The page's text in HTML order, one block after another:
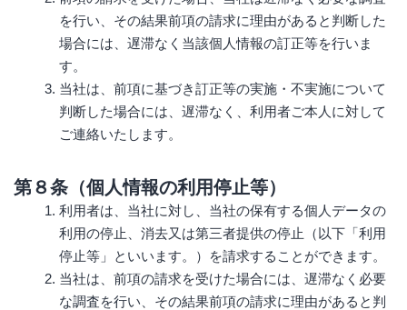
を行い、その結果前項の請求に理由があると判断した
場合には、遅滞なく当該個人情報の訂正等を行いま
す。
当社は、前項に基づき訂正等の実施・不実施について
判断した場合には、遅滞なく、利用者ご本人に対して
ご連絡いたします。
第８条（個人情報の利用停止等）
利用者は、当社に対し、当社の保有する個人データの
利用の停止、消去又は第三者提供の停止（以下「利用
停止等」といいます。）を請求することができます。
当社は、前項の請求を受けた場合には、遅滞なく必要
な調査を行い、その結果前項の請求に理由があると判